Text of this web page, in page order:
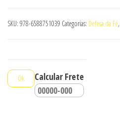
fé
SKU: 978-6588751039 Categorias: Defesa da Fé,
Calcular Frete
Ok